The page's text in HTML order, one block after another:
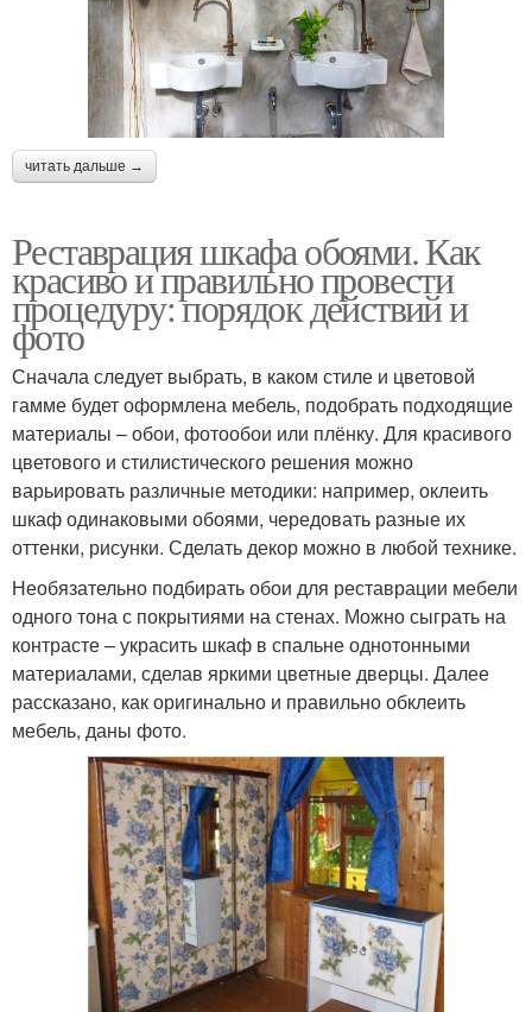
читать дальше →
Реставрация шкафа обоями. Как
красиво и правильно провести
процедуру: порядок действий и
фото
Сначала следует выбрать, в каком стиле и цветовой
гамме будет оформлена мебель, подобрать подходящие
материалы – обои, фотообои или плёнку. Для красивого
цветового и стилистического решения можно
варьировать различные методики: например, оклеить
шкаф одинаковыми обоями, чередовать разные их
оттенки, рисунки. Сделать декор можно в любой технике.
Необязательно подбирать обои для реставрации мебели
одного тона с покрытиями на стенах. Можно сыграть на
контрасте – украсить шкаф в спальне однотонными
материалами, сделав яркими цветные дверцы. Далее
рассказано, как оригинально и правильно обклеить
мебель, даны фото.